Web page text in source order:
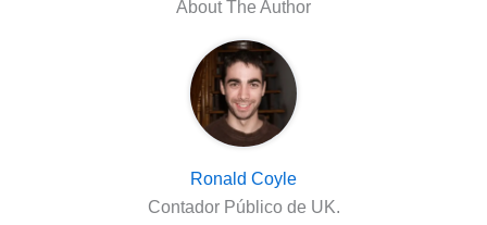
About The Author
Ronald Coyle
Contador Público de UK.